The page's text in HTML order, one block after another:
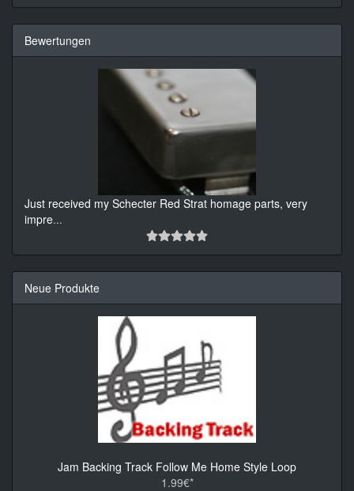
Bewertungen
Just received my Schecter Red Strat homage parts, very
impre...
Neue Produkte
Jam Backing Track Follow Me Home Style Loop
1.99€*